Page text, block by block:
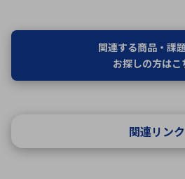
関連する商品・課
お探しの方はこ
関連リンク